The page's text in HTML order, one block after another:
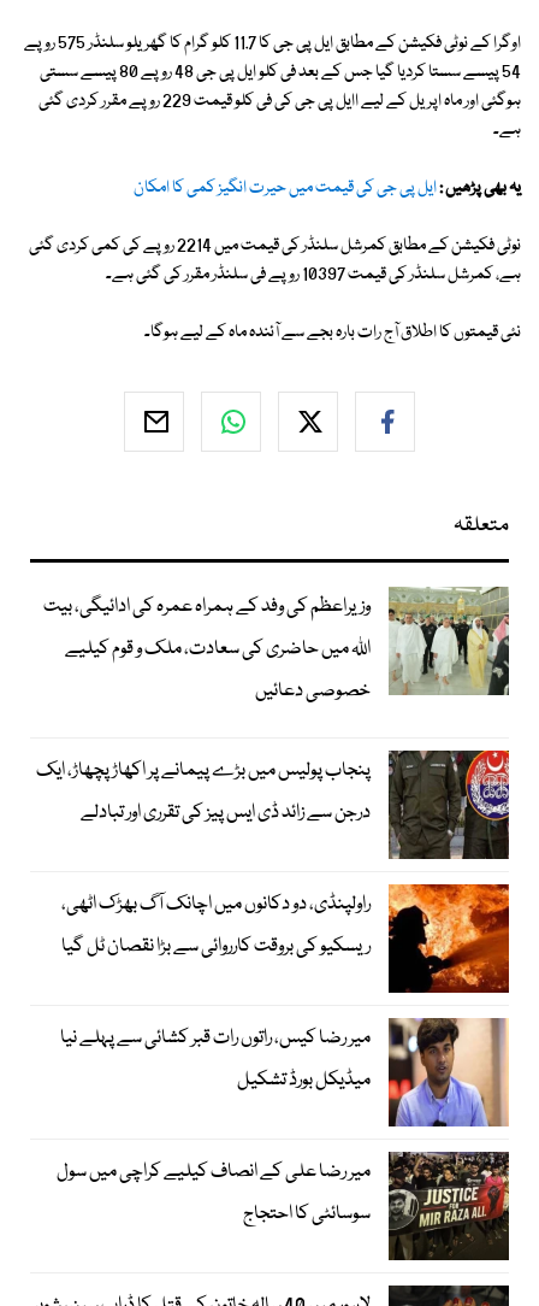
اوگرا کے نوٹی فکیشن کے مطابق ایل پی جی کا 11.7 کلو گرام کا گھریلو سلنڈر 575 روپے
54 پیسے سستا کردیا گیا جس کے بعد فی کلو ایل پی جی 48 روپے 80 پیسے سستی
ہوگئی اور ماہ اپریل کے لیے اایل پی جی کی فی کلو قیمت 229 روپے مقرر کردی گئی
ہے۔
یہ بھی پڑھیں :ایل پی جی کی قیمت میں حیرت انگیز کمی کا امکان
نوٹی فکیشن کے مطابق کمرشل سلنڈر کی قیمت میں 2214 روپے کی کمی کردی گئی
ہے، کمرشل سلنڈر کی قیمت 10397 روپے فی سلنڈر مقرر کی گئی ہے۔
نئی قیمتوں کا اطلاق آج رات بارہ بجے سے آئندہ ماہ کے لیے ہوگا۔
متعلقہ
وزیراعظم کی وفد کے ہمراہ عمرہ کی ادائیگی، بیت
اللہ میں حاضری کی سعادت، ملک و قوم کیلیے
خصوصی دعائیں
پنجاب پولیس میں بڑے پیمانے پر اکھاڑ پچھاڑ، ایک
درجن سے زائد ڈی ایس پیز کی تقرری اور تبادلے
راولپنڈی، دو دکانوں میں اچانک آگ بھڑک اٹھی،
ریسکیو کی بروقت کارروائی سے بڑا نقصان ٹل گیا
میر رضا کیس، راتوں رات قبر کشائی سے پہلے نیا
میڈیکل بورڈ تشکیل
میر رضا علی کے انصاف کیلیے کراچی میں سول
سوسائٹی کا احتجاج